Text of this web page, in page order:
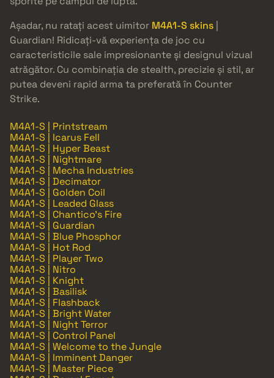
Așadar, nu ratați acest uimitor M4A1-S skins
Guardian! Ridicați-vă experiența de joc cu
caracteristicile sale impresionante și designul vizual
atrăgător. Cu combinația de stealth, precizie și stil, ar
putea deveni rapid arma ta preferată în Counter
Strike.
M4A1-S | Printstream
M4A1-S | Icarus Fell
M4A1-S | Hyper Beast
M4A1-S | Nightmare
M4A1-S | Mecha Industries
M4A1-S | Decimator
M4A1-S | Golden Coil
M4A1-S | Leaded Glass
M4A1-S | Chantico's Fire
M4A1-S | Guardian
M4A1-S | Blue Phosphor
M4A1-S | Hot Rod
M4A1-S | Player Two
M4A1-S | Nitro
M4A1-S | Knight
M4A1-S | Basilisk
M4A1-S | Flashback
M4A1-S | Bright Water
M4A1-S | Night Terror
M4A1-S | Control Panel
M4A1-S | Welcome to the Jungle
M4A1-S | Imminent Danger
M4A1-S | Master Piece